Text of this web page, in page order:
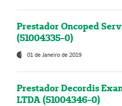
Prestador Oncoped
(51004335-0)
01 de Janeiro de 2019
Prestador Decordis
LTDA (51004346-0)